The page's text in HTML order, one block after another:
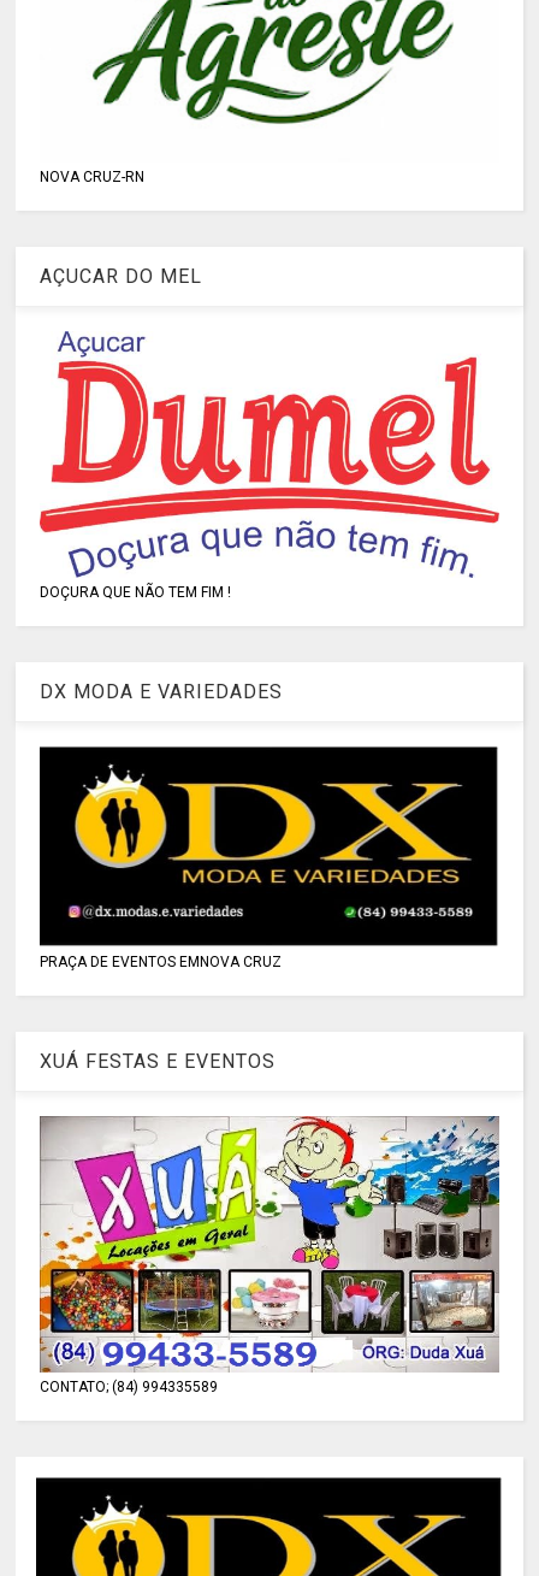
NOVA CRUZ-RN
AÇUCAR DO MEL
DOÇURA QUE NÃO TEM FIM !
DX MODA E VARIEDADES
PRAÇA DE EVENTOS EMNOVA CRUZ
XUÁ FESTAS E EVENTOS
CONTATO; (84) 994335589